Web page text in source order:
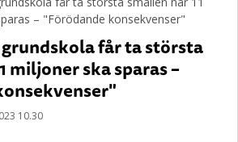
får ta största
miljoner ska sparas –
10.30